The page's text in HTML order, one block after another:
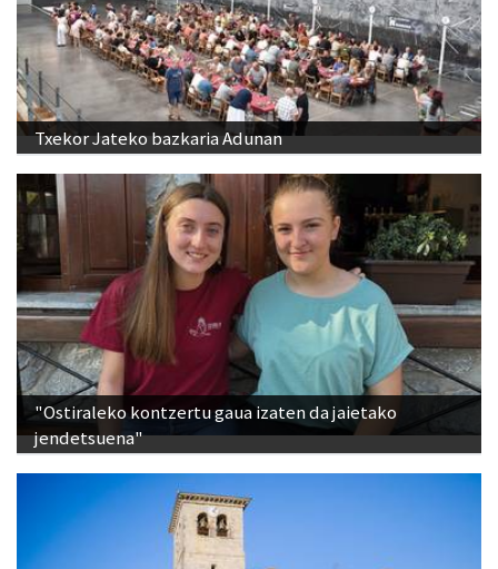
Txekor Jateko bazkaria Adunan
"Ostiraleko kontzertu gaua izaten da jaietako
jendetsuena"